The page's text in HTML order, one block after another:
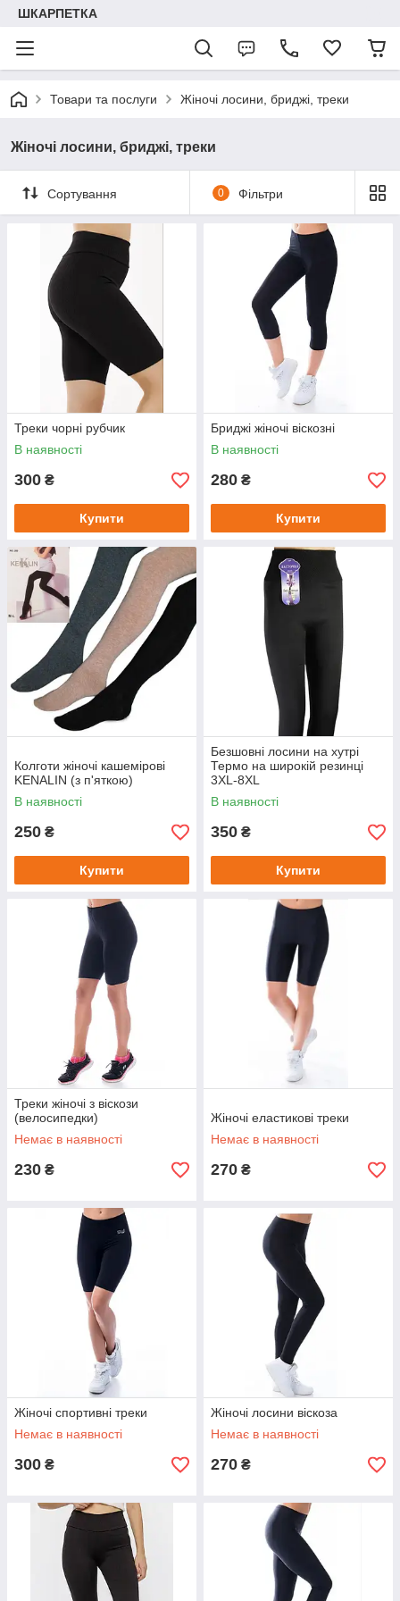
ШКАРПЕТКА
Товари та послуги Жіночі лосини, бриджі, треки
Жіночі лосини, бриджі, треки
Сортування 0 Фільтри
Треки чорні рубчик
В наявності
300 ₴
Купити
Бриджі жіночі віскозні
В наявності
280 ₴
Купити
Колготи жіночі кашемірові
KENALIN (з п'яткою)
В наявності
250 ₴
Купити
Безшовні лосини на хутрі
Термо на широкій резинці
3XL-8XL
В наявності
350 ₴
Купити
Треки жіночі з віскози
(велосипедки)
Немає в наявності
230 ₴
Жіночі еластикові треки
Немає в наявності
270 ₴
Жіночі спортивні треки
Немає в наявності
300 ₴
Жіночі лосини віскоза
Немає в наявності
270 ₴